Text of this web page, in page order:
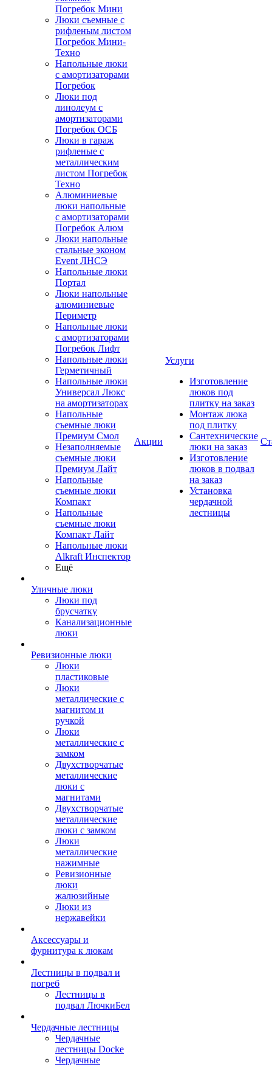
Погребок Мини
Люки съемные с
рифленым листом
Погребок Мини-
Техно
Напольные люки
с амортизаторами
Погребок
Люки под
линолеум с
амортизаторами
Погребок ОСБ
Люки в гараж
рифленые с
металлическим
листом Погребок
Техно
Алюминиевые
люки напольные
с амортизаторами
Погребок Алюм
Люки напольные
стальные эконом
Event ЛНСЭ
Напольные люки
Портал
Люки напольные
алюминиевые
Периметр
Напольные люки
с амортизаторами
Погребок Лифт
Напольные люки
Герметичный
Напольные люки
Универсал Люкс
на амортизаторах
Напольные
съемные люки
Премиум Смол
Незаполняемые
съемные люки
Премиум Лайт
Напольные
съемные люки
Компакт
Напольные
съемные люки
Компакт Лайт
Напольные люки
Alkraft Инспектор
Ещё
Уличные люки
Люки под
брусчатку
Канализационные
люки
Ревизионные люки
Люки
пластиковые
Люки
металлические с
магнитом и
ручкой
Люки
металлические с
замком
Двухстворчатые
металлические
люки с
магнитами
Двухстворчатые
металлические
люки с замком
Люки
металлические
нажимные
Ревизионные
люки
жалюзийные
Люки из
нержавейки
Аксессуары и
фурнитура к люкам
Лестницы в подвал и
погреб
Лестницы в
подвал ЛючкиБел
Чердачные лестницы
Чердачные
лестницы Docke
Чердачные
Акции
Услуги
Изготовление
люков под
плитку на заказ
Монтаж люка
под плитку
Сантехнические
люки на заказ
Изготовление
люков в подвал
на заказ
Установка
чердачной
лестницы